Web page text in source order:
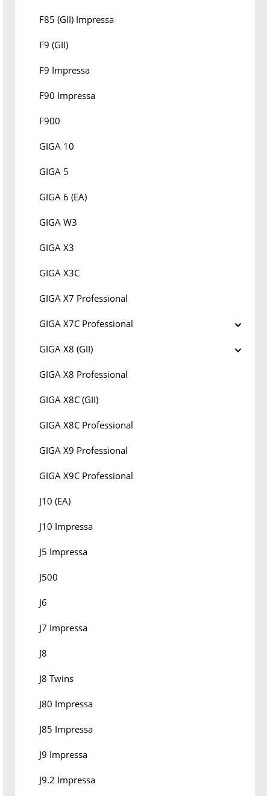
F85 (GII) Impressa
F9 (GII)
F9 Impressa
F90 Impressa
F900
GIGA 10
GIGA 5
GIGA 6 (EA)
GIGA W3
GIGA X3
GIGA X3C
GIGA X7 Professional
GIGA X7C Professional
GIGA X8 (GII)
GIGA X8 Professional
GIGA X8C (GII)
GIGA X8C Professional
GIGA X9 Professional
GIGA X9C Professional
J10 (EA)
J10 Impressa
J5 Impressa
J500
J6
J7 Impressa
J8
J8 Twins
J80 Impressa
J85 Impressa
J9 Impressa
J9.2 Impressa